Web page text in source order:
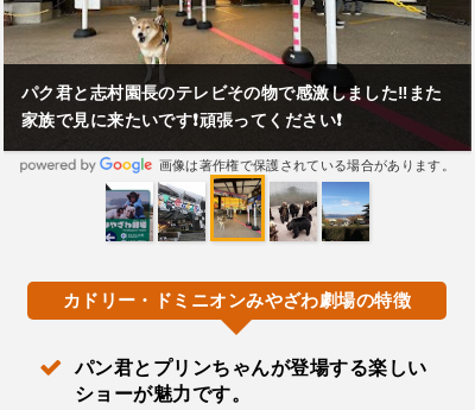
パク君と志村園長のテレビその物で感激しました‼️また
家族で見に来たいです❗頑張ってください❗
画像は著作権で保護されている場合があります。
カドリー・ドミニオンみやざわ劇場の特徴
パン君とプリンちゃんが登場する楽しい
ショーが魅力です。